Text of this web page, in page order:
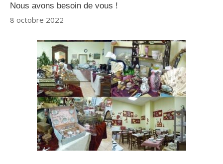
Nous avons besoin de vous !
8 octobre 2022